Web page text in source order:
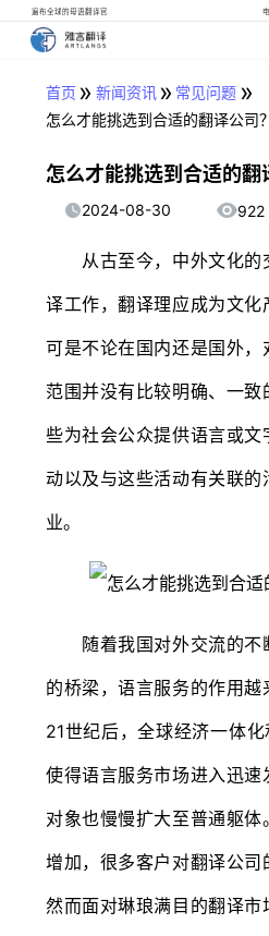
遍布全球的母语翻译官
首页 » 新闻资讯» 常见问题 »
怎么才能挑选到合适的翻译公司？
怎么才能挑选到合适的翻
2024-08-30 922
从古至今，中外文化的
译工作，翻译理应成为文化
可是不论在国内还是国外
范围并没有比较明确、一
些为社会公众提供语言或
动以及与这些活动有关联
业。
随着我国对外交流的不
的桥梁，语言服务的作用
21世纪后，全球经济一体
使得语言服务市场进入迅
对象也慢慢扩大至普通躯
增加，很多客户对翻译公司
然而面对琳琅满目的翻译